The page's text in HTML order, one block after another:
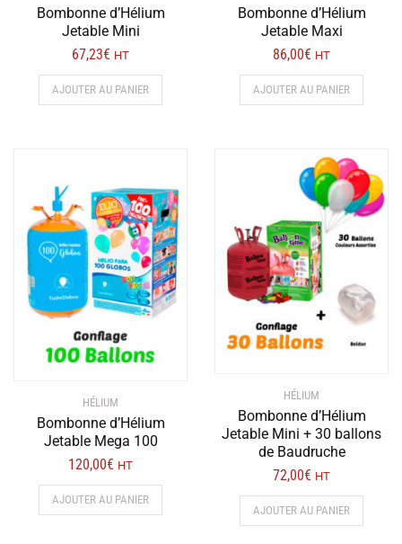
Bombonne d’Hélium
Jetable Mini
67,23€ HT
AJOUTER AU PANIER
Bombonne d’Hélium
Jetable Maxi
86,00€ HT
AJOUTER AU PANIER
HÉLIUM
Bombonne d’Hélium
Jetable Mega 100
120,00€ HT
AJOUTER AU PANIER
HÉLIUM
Bombonne d’Hélium
Jetable Mini + 30 ballons
de Baudruche
72,00€ HT
AJOUTER AU PANIER